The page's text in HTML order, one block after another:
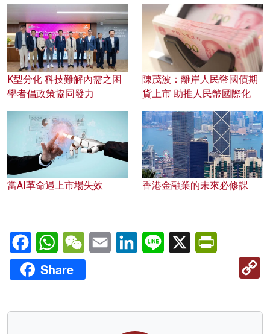
K型分化 科技難解內需之困
學者倡政策協同發力
陳茂波：離岸人民幣國債期
貨上市 助推人民幣國際化
當AI革命遇上市場失效 香港金融業的未來必修課
FacebookWhatsAppWeChatEmail LinkedInLine X
Share